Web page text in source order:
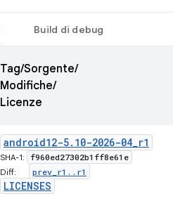
Build di debug
Tag/Sorgente/
Modifiche/
Licenze
android12-5. 10-2026-04_r1
SHA-1: f960ed27302b1ff8e61e
Diff: prev r1 . . r1
LICENSES